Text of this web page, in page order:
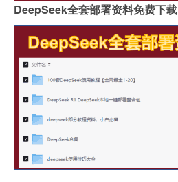
DeepSeek全套部署资料免费下载